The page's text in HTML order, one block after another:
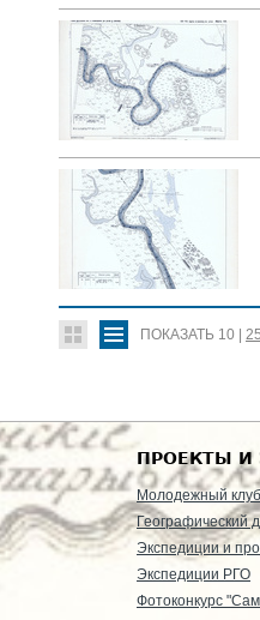
ПОКАЗАТЬ 10
ПРОЕКТЫ И
Молодежный клуб
Географический
Экспедиции и
Экспедиции РГО
Фотоконкурс